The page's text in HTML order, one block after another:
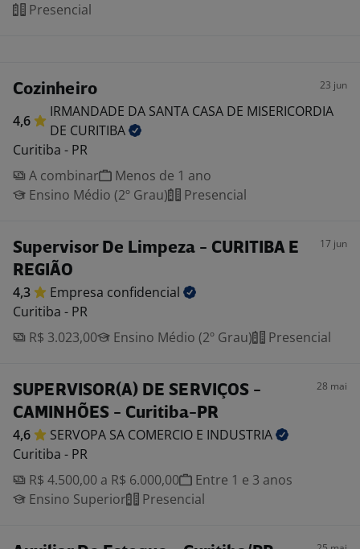
Presencial
Cozinheiro 23 jun
4,6
IRMANDADE DA SANTA CASA DE MISERICORDIA
DE CURITIBA
Curitiba - PR
A combinar
Menos de 1 ano
Ensino Médio (2º Grau)
Presencial
Supervisor De Limpeza - CURITIBA E
REGIÃO
17 jun
4,3 Empresa confidencial
Curitiba - PR
R$ 3.023,00
Ensino Médio (2º Grau) Presencial
SUPERVISOR(A) DE SERVIÇOS -
CAMINHÕES - Curitiba-PR
28 mai
4,6 SERVOPA SA COMERCIO E INDUSTRIA
Curitiba - PR
R$ 4.500,00 a R$ 6.000,00
Entre 1 e 3 anos
Ensino Superior
Presencial